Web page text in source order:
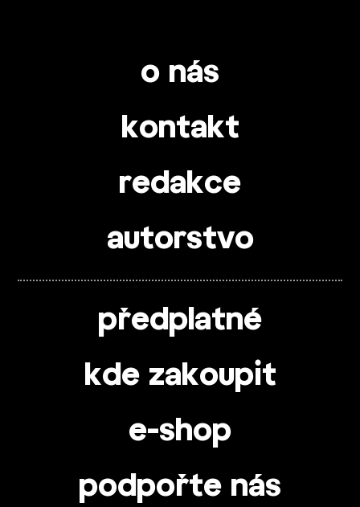
o nás
kontakt
redakce
autorstvo
předplatné
kde zakoupit
e-shop
podpořte nás